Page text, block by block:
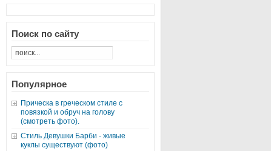
Поиск по сайту
Популярное
Прическа в греческом стиле с
повязкой и обруч на голову
(смотреть фото).
Стиль Девушки Барби - живые
куклы существуют (фото)